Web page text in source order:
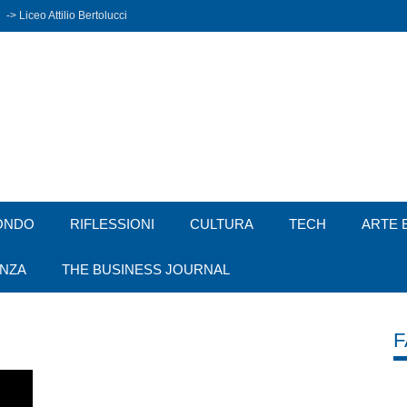
-> Liceo Attilio Bertolucci
RIFLESSIONI CULTURA TECH ARTE
THE BUSINESS JOURNAL